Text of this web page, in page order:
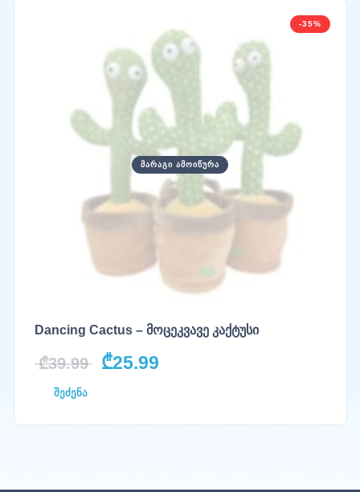
-35%
ᲛᲐᲠᲐᲒᲘ ᲐᲛᲝᲘᲬᲣᲠᲐ
Dancing Cactus – მოცეკვავე კაქტუსი
₾39.99 ₾25.99
შეძენა